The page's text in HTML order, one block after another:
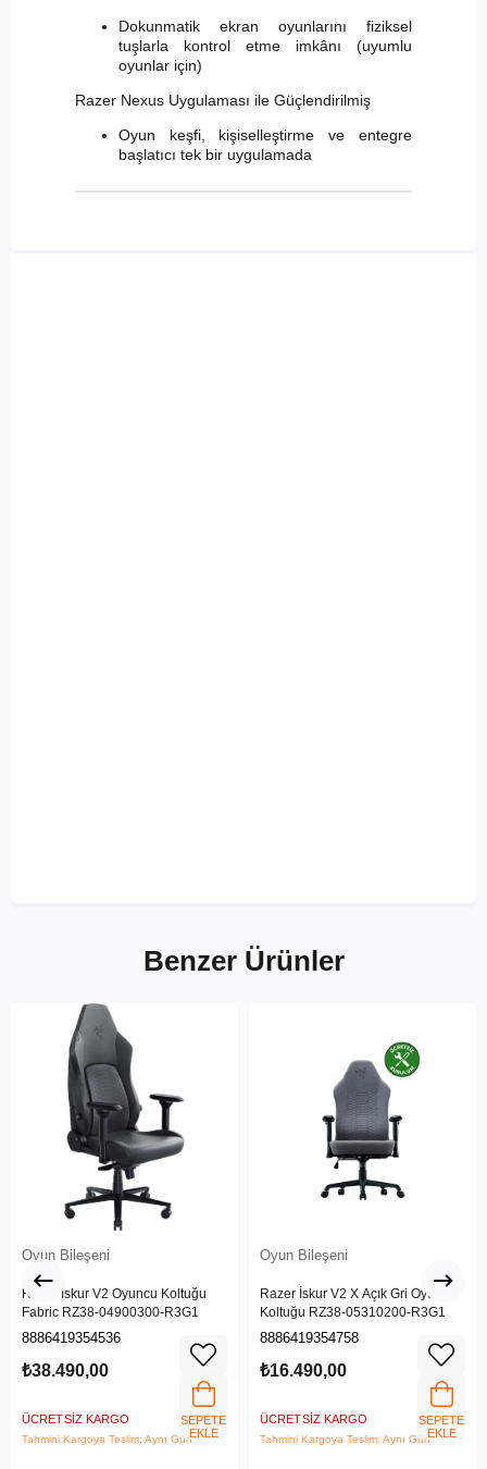
Dokunmatik ekran oyunlarını fiziksel
tuşlarla kontrol etme imkânı (uyumlu
oyunlar için)
Razer Nexus Uygulaması ile Güçlendirilmiş
Oyun keşfi, kişiselleştirme ve entegre
başlatıcı tek bir uygulamada
Benzer Ürünler
Oyun Bileşeni
Razer İskur V2 Oyuncu Koltuğu
Fabric RZ38-04900300-R3G1
8886419354536
₺38.490,00
ÜCRETSIZ KARGO
Tahmini Kargoya Teslim: Aynı Gün
SEPETE
EKLE
Oyun Bileşeni
Razer İskur V2 X Açık Gri Oyuncu
Koltuğu RZ38-05310200-R3G1
8886419354758
₺16.490,00
ÜCRETSIZ KARGO
Tahmini Kargoya Teslim: Aynı Gün
SEPETE
EKLE